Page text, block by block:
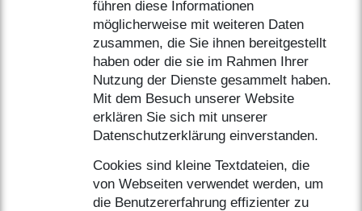
führen diese Informationen
möglicherweise mit weiteren Daten
zusammen, die Sie ihnen bereitgestellt
haben oder die sie im Rahmen Ihrer
Nutzung der Dienste gesammelt haben.
Mit dem Besuch unserer Website
erklären Sie sich mit unserer
Datenschutzerklärung einverstanden.
Cookies sind kleine Textdateien, die
von Webseiten verwendet werden, um
die Benutzererfahrung effizienter zu